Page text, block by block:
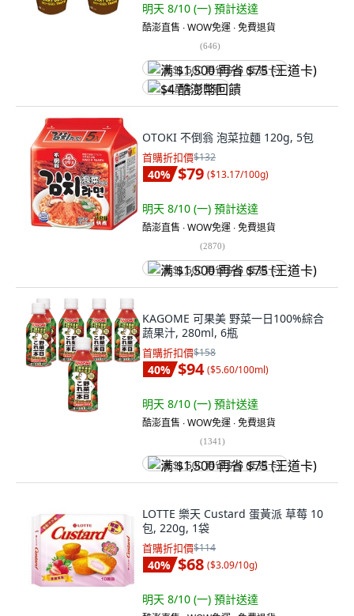
明天 8/10 (一) 預計送達
酷澎直售 ∙ WOW免運 ∙ 免費退貨
(646)
满 $1,500 再省 $75 (王道卡)
$4 酷澎幣回饋
OTOKI 不倒翁 泡菜拉麵 120g, 5包
首購折扣價$132
40% $79 ($13.17/100g)
明天 8/10 (一) 預計送達
酷澎直售 ∙ WOW免運 ∙ 免費退貨
(2870)
满 $1,500 再省 $75 (王道卡)
KAGOME 可果美 野菜一日100%綜合
蔬果汁, 280ml, 6瓶
首購折扣價$158
40% $94 ($5.60/100ml)
明天 8/10 (一) 預計送達
酷澎直售 ∙ WOW免運 ∙ 免費退貨
(1341)
满 $1,500 再省 $75 (王道卡)
LOTTE 樂天 Custard 蛋黃派 草莓 10
包, 220g, 1袋
首購折扣價$114
40% $68 ($3.09/10g)
明天 8/10 (一) 預計送達